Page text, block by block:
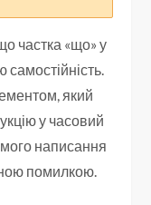
частка «що» у
самостійність.
який
у часовий
написання
помилкою.